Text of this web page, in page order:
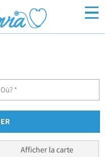
Afficher la carte